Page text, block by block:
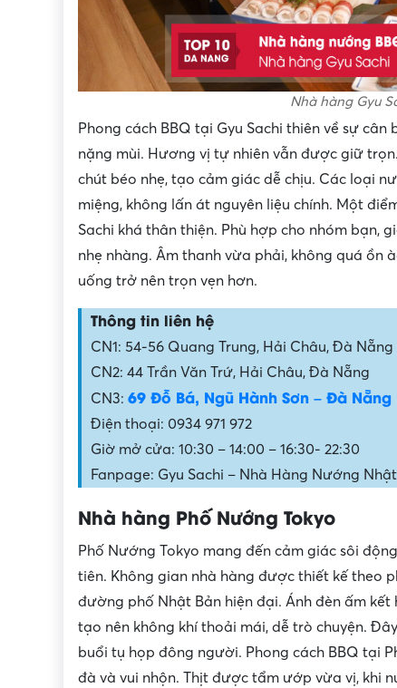
Nhà hàng Gyu
Phong cách BBQ tại Gyu Sachi thiên về sự
nặng mùi. Hương vị tự nhiên vẫn được giữ
chút béo nhẹ, tạo cảm giác dễ chịu. Các loại
miệng, không lấn át nguyên liệu chính. Một
Sachi khá thân thiện. Phù hợp cho nhóm bạn,
nhẹ nhàng. Âm thanh vừa phải, không quá ồn
uống trở nên trọn vẹn hơn.
Thông tin liên hệ
CN1: 54-56 Quang Trung, Hải Châu, Đà Nẵng
CN2: 44 Trần Văn Trứ, Hải Châu, Đà Nẵng
CN3: 69 Đỗ Bá, Ngũ Hành Sơn – Đà Nẵng
Điện thoại: 0934 971 972
Giờ mở cửa: 10:30 – 14:00 – 16:30- 22:30
Fanpage: Gyu Sachi – Nhà Hàng Nướng Nhật
Nhà hàng Phố Nướng Tokyo
Phố Nướng Tokyo mang đến cảm giác sôi
tiên. Không gian nhà hàng được thiết kế theo
đường phố Nhật Bản hiện đại. Ánh đèn ấm
tạo nên không khí thoải mái, dễ trò chuyện.
buổi tụ họp đông người. Phong cách BBQ tại
đà và vui nhộn. Thịt được tẩm ướp vừa vị, khi